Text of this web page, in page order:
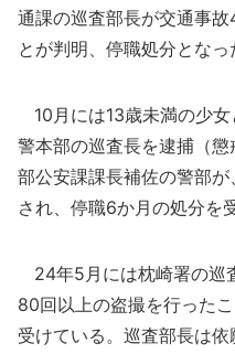
通課の巡査部長が交通事
とが判明、停職処分となっ
10月には13歳未満の少
警本部の巡査長を逮捕（
部公安課課長補佐の警部
され、停職6か月の処分を
24年5月には枕崎署の巡
80回以上の盗撮を行った
受けている。巡査部長は